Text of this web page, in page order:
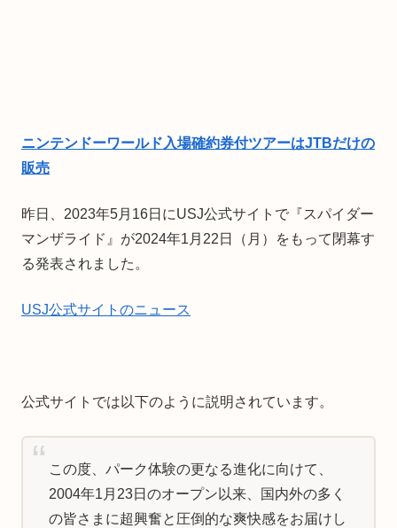
ニンテンドーワールド入場確約券付ツアーはJTBだけの
販売
昨日、2023年5月16日にUSJ公式サイトで『スパイダー
マンザライド』が2024年1月22日（月）をもって閉幕す
る発表されました。
USJ公式サイトのニュース
公式サイトでは以下のように説明されています。
この度、パーク体験の更なる進化に向けて、
2004年1月23日のオープン以来、国内外の多く
の皆さまに超興奮と圧倒的な爽快感をお届けし